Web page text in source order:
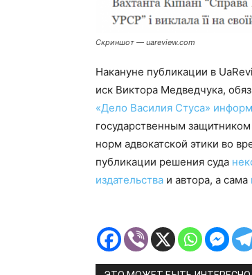
Скриншот — uareview.com
Накануне публикации в
иск Виктора Медведчука,
«Дело Василия Стуса»
государственным
норм адвокатской этики во
публикации решения суда
издательства и автора, а сама